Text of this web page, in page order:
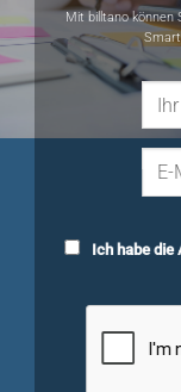
Mit billtano können
Ich habe die